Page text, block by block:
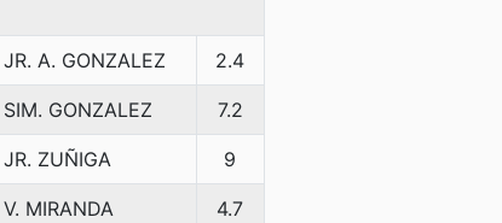
JR. A. GONZALEZ 2.4
SIM. GONZALEZ 7.2
JR. ZUÑIGA 9
V. MIRANDA 4.7